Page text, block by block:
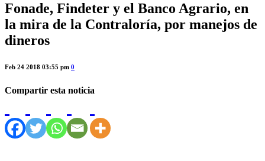
Fonade, Findeter y el Banco Agrario, en
la mira de la Contraloría, por manejos de
dineros
Feb 24 2018 03:55 pm 0
Compartir esta noticia